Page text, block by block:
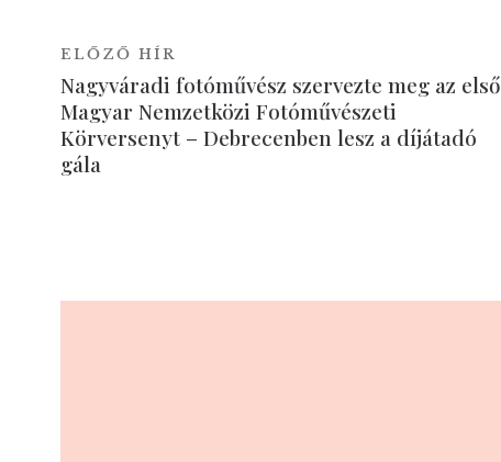
ELŐZŐ HÍR
Nagyváradi fotóművész szervezte meg az első
Magyar Nemzetközi Fotóművészeti
Körversenyt – Debrecenben lesz a díjátadó
gála